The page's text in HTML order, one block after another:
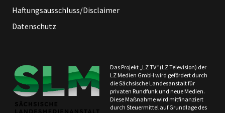
Haftungsausschluss/Disclaimer
Datenschutz
Das Projekt „LZ TV“ (LZ Television) der
LZ Medien GmbH wird gefördert durch
die Sächsische Landesanstalt für
privaten Rundfunk und neue Medien.
Diese Maßnahme wird mitfinanziert
durch Steuermittel auf Grundlage des